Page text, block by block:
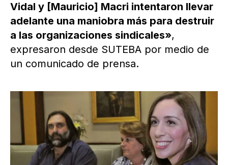
Vidal y [Mauricio] Macri intentaron llevar
adelante una maniobra más para destruir
a las organizaciones sindicales»,
expresaron desde SUTEBA por medio de
un comunicado de prensa.